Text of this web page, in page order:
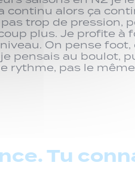
continu alors ça
trop de pression,
plus. Je profite à
On pense
pensais au boulot,
rythme, pas le
Tu